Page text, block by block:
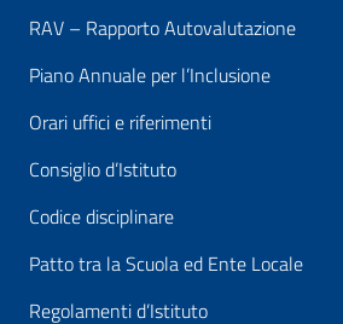
RAV – Rapporto Autovalutazione
Piano Annuale per l’Inclusione
Orari uffici e riferimenti
Consiglio d’Istituto
Codice disciplinare
Patto tra la Scuola ed Ente Locale
Regolamenti d’Istituto